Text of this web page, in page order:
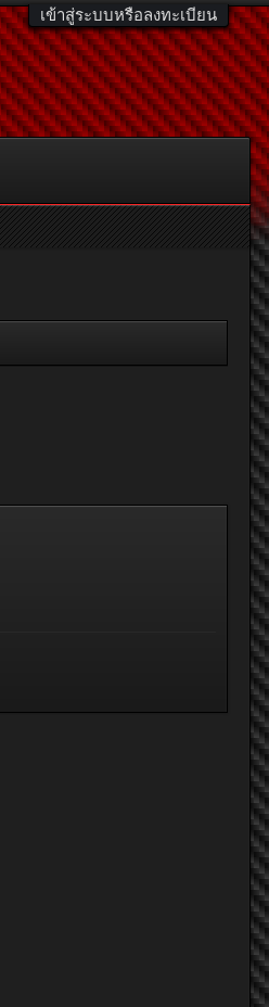
เข้าสู่ระบบหรือลงทะเบียน